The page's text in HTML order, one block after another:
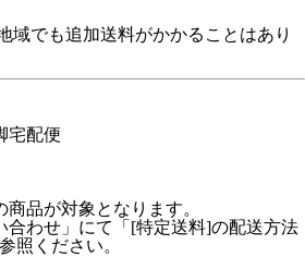
域でも追加送料がかかることはあり
宅配便
品が対象となります。
合わせ」にて「[特定送料]の配送方法
照ください。